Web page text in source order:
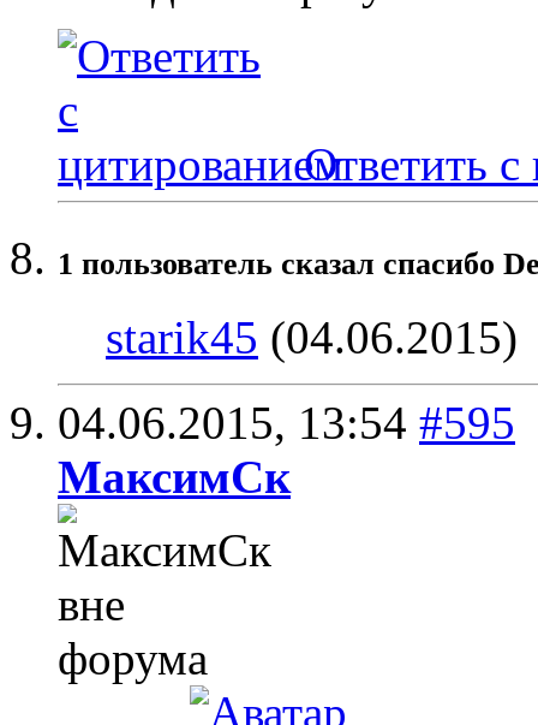
Ответить с
1 пользователь сказал cпасибо
starik45 (04.06.2015)
04.06.2015, 13:54 #595
МаксимСк